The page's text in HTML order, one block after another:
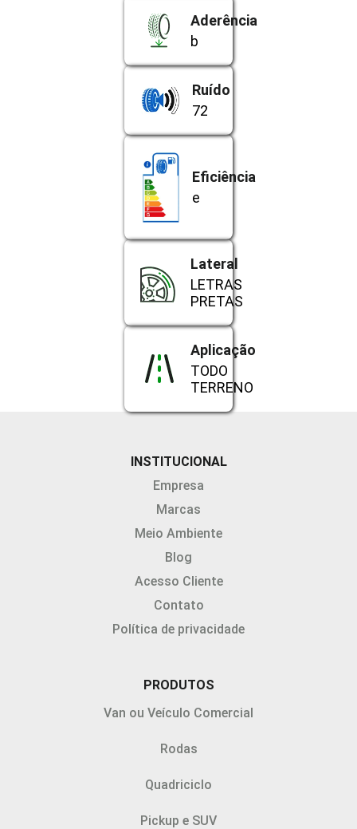
Aderência
b
Ruído
72
Eficiência
e
Lateral
LETRAS
PRETAS
Aplicação
TODO
TERRENO
INSTITUCIONAL
Empresa
Marcas
Meio Ambiente
Blog
Acesso Cliente
Contato
Política de privacidade
PRODUTOS
Van ou Veículo Comercial
Rodas
Quadriciclo
Pickup e SUV